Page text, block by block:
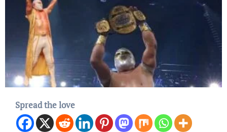
Spread the love